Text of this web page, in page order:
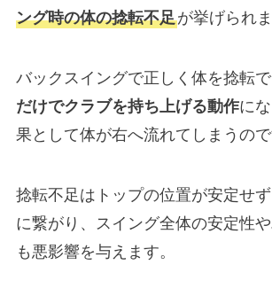
ング時の体の捻転不足が挙げられま
バックスイングで正しく体を捻転で
だけでクラブを持ち上げる動作に
果として体が右へ流れてしまうので
捻転不足はトップの位置が安定せ
に繋がり、スイング全体の安定性
も悪影響を与えます。